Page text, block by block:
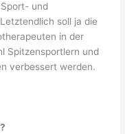
und
soll ja die
in der
Spitzensportlern und
verbessert werden.